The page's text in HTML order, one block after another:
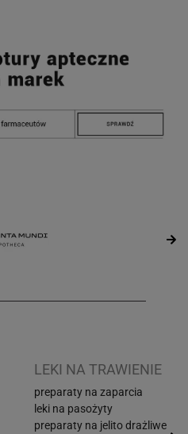
LEKI NA TRAWIENIE
preparaty na zaparcia
leki na pasożyty
preparaty na jelito drażliwe